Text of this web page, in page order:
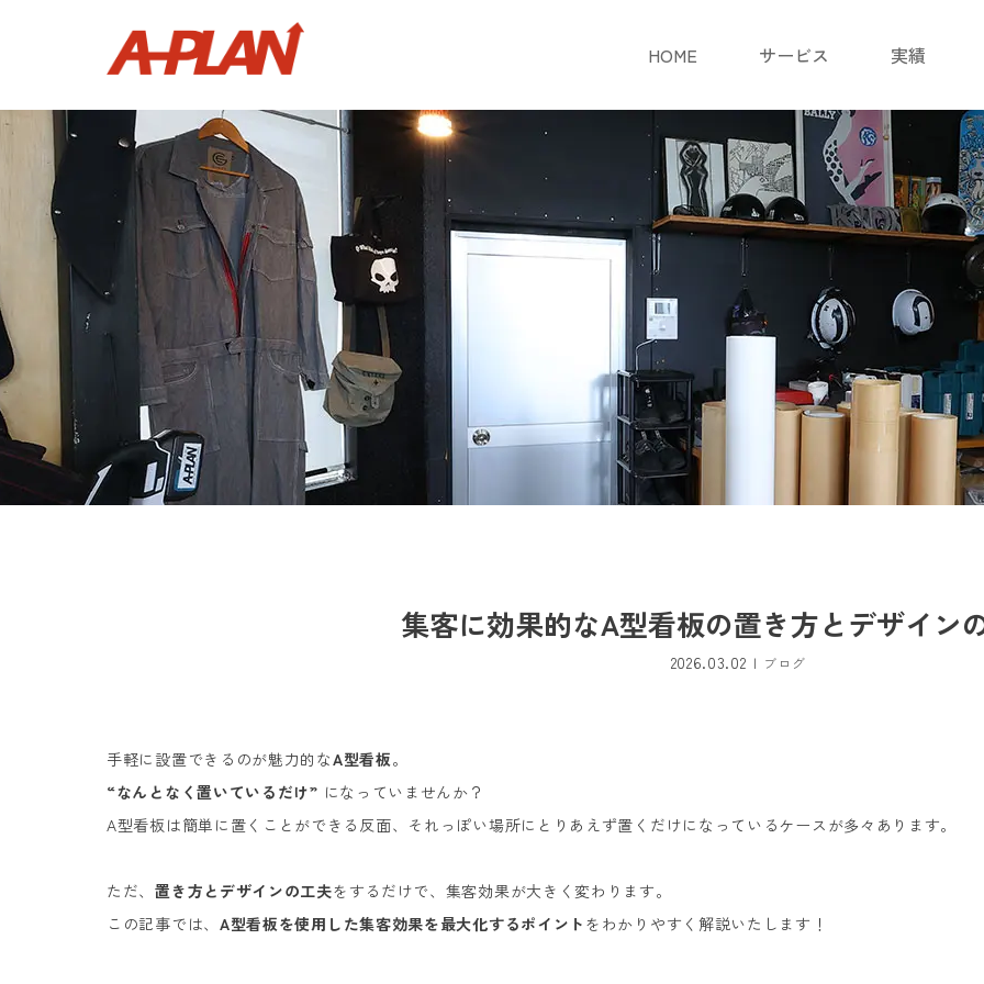
HOME サービス 実績
集客に効果的なA型看板の置き方とデザイン
2026.03.02 ブログ
手軽に設置できるのが魅力的なA型看板。
“なんとなく置いているだけ” になっていませんか？
A型看板は簡単に置くことができる反面、それっぽい場所にとりあえず置くだけになっているケースが多々あります。
ただ、置き方とデザインの工夫をするだけで、集客効果が大きく変わります。
この記事では、 A型看板を使用した集客効果を最大化するポイント をわかりやすく解説いたします！